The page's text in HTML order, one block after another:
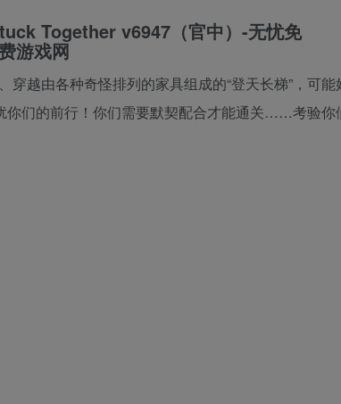
穿越由各种奇怪排列的家具组成的“登天长梯”，可
们的前行！你们需要默契配合才能通关……考验你